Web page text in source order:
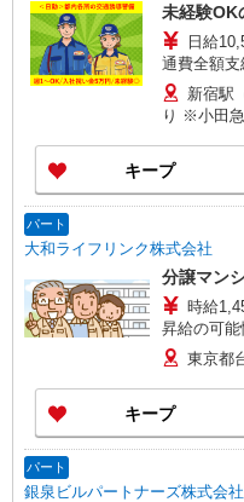
未経験OK
日給10,500円 （初月月収
通費全額
間で3万円）、
・精勤手
・資格手
1,000円/日
祝金：合計5万円 【給与は週払い
ます】 ★週
ビスの利
受け取るこ
新宿駅
り ※小田急
近く JR中
千代田線、
他JR山手
キープ
パート
大和ライフリンク株式会社
分譲マン
時給
昇給の可能性あり ☆月収例
（時給東京都
キープ
パート
銀泉ビルパートナーズ株式会社